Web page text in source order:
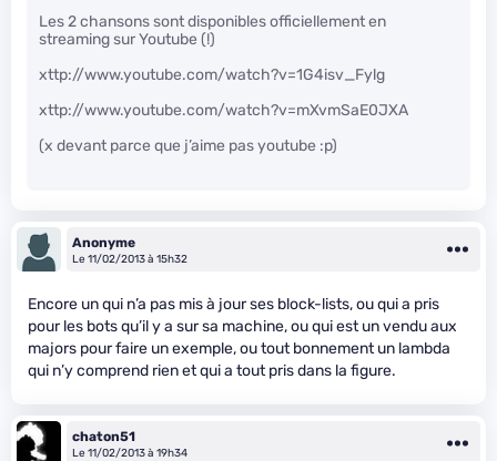
Les 2 chansons sont disponibles officiellement en
streaming sur Youtube (!)
xttp://www.youtube.com/watch?v=1G4isv_Fylg
xttp://www.youtube.com/watch?v=mXvmSaE0JXA
(x devant parce que j’aime pas youtube :p)
Anonyme
Le 11/02/2013 à 15h32
Encore un qui n’a pas mis à jour ses block-lists, ou qui a pris
pour les bots qu’il y a sur sa machine, ou qui est un vendu aux
majors pour faire un exemple, ou tout bonnement un lambda
qui n’y comprend rien et qui a tout pris dans la figure.
chaton51
Le 11/02/2013 à 19h34